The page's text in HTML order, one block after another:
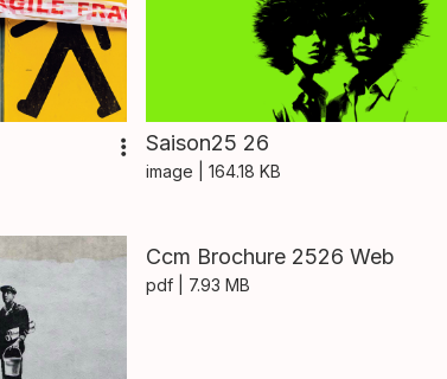
Saison25 26
image | 164.18 KB
Ccm Brochure 2526 Web
pdf | 7.93 MB